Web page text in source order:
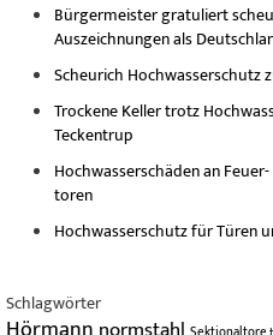
Bürgermeister gratuliert
Auszeichnungen als
Scheurich Hochwasserschutz
Trockene Keller trotz
Teckentrup
Hochwasserschäden an
toren
Hochwasserschutz für Türen
Schlagwörter